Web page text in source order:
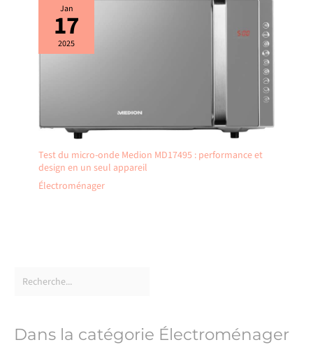
Jan
17
2025
Test du micro-onde Medion MD17495 : performance et
design en un seul appareil
Électroménager
Dans la catégorie Électroménager